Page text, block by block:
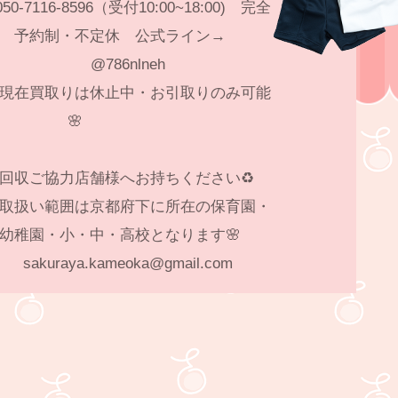
7116-8596（受付10:00~18:00) 完全
予約制・不定休 公式ライン→
@786nlneh
在買取りは休止中・お引取りのみ可能
🌸
収ご協力店舗様へお持ちください♻️
扱い範囲は京都府下に所在の保育園・
幼稚園・小・中・高校となります🌸
sakuraya.kameoka@gmail.com